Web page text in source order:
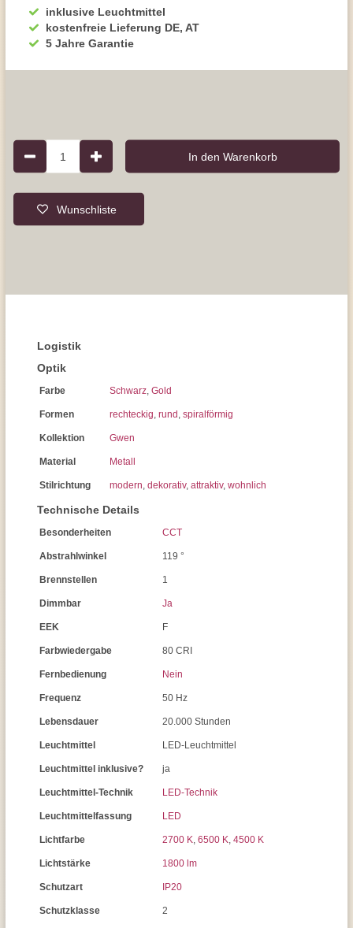
inklusive Leuchtmittel
kostenfreie Lieferung DE, AT
5 Jahre Garantie
1 In den Warenkorb
Wunschliste
Logistik
Optik
Farbe Schwarz, Gold
Formen rechteckig, rund , spiralförmig
Kollektion Gwen
Material Metall
Stilrichtung modern, dekorativ, attraktiv, wohnlich
Technische Details
Besonderheiten CCT
Abstrahlwinkel 119 °
Brennstellen 1
Dimmbar Ja
EEK F
Farbwiedergabe 80 CRI
Fernbedienung Nein
Frequenz 50 Hz
Lebensdauer 20.000 Stunden
Leuchtmittel LED-Leuchtmittel
Leuchtmittel inklusive? ja
Leuchtmittel-Technik LED-Technik
Leuchtmittelfassung LED
Lichtfarbe 2700 K, 6500 K, 4500 K
Lichtstärke 1800 lm
Schutzart IP20
Schutzklasse 2